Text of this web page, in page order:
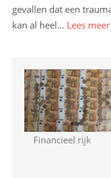
gevallen dat een
kan al heel... Lees meer
Financieel rijk